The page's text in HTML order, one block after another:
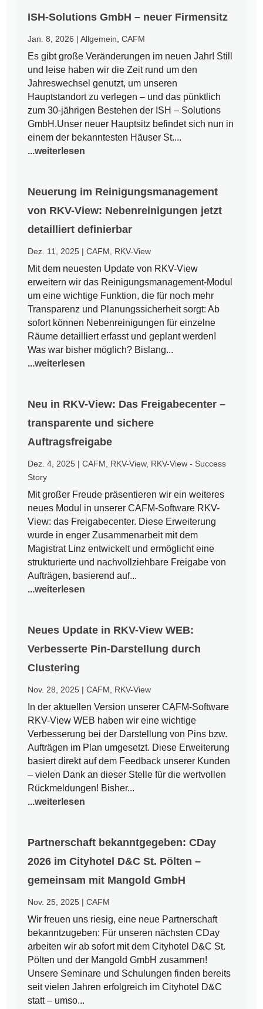
ISH-Solutions GmbH – neuer Firmensitz
Jan. 8, 2026 |Allgemein ,CAFM
Es gibt große Veränderungen im neuen Jahr! Still
und leise haben wir die Zeit rund um den
Jahreswechsel genutzt, um unseren
Hauptstandort zu verlegen – und das pünktlich
zum 30-jährigen Bestehen der ISH – Solutions
GmbH.Unser neuer Hauptsitz befindet sich nun in
einem der bekanntesten Häuser St....
...weiterlesen
Neuerung im Reinigungsmanagement
von RKV-View: Nebenreinigungen jetzt
detailliert definierbar
Dez. 11, 2025 |CAFM RKV-View
Mit dem neuesten Update von RKV-View
erweitern wir das Reinigungsmanagement-Modul
um eine wichtige Funktion, die für noch mehr
Transparenz und Planungssicherheit sorgt: Ab
sofort können Nebenreinigungen für einzelne
Räume detailliert erfasst und geplant werden!
Was war bisher möglich? Bislang...
...weiterlesen
Neu in RKV-View: Das Freigabecenter –
transparente und sichere
Auftragsfreigabe
Dez. 4, 2025 |CAFM RKV-View, RKV-View - Success
Story
Mit großer Freude präsentieren wir ein weiteres
neues Modul in unserer CAFM-Software RKV-
View: das Freigabecenter. Diese Erweiterung
wurde in enger Zusammenarbeit mit dem
Magistrat Linz entwickelt und ermöglicht eine
strukturierte und nachvollziehbare Freigabe von
Aufträgen, basierend auf...
...weiterlesen
Neues Update in RKV-View WEB:
Verbesserte Pin-Darstellung durch
Clustering
Nov. 28, 2025 |CAFM RKV-View
In der aktuellen Version unserer CAFM-Software
RKV-View WEB haben wir eine wichtige
Verbesserung bei der Darstellung von Pins bzw.
Aufträgen im Plan umgesetzt. Diese Erweiterung
basiert direkt auf dem Feedback unserer Kunden
– vielen Dank an dieser Stelle für die wertvollen
Rückmeldungen! Bisher...
...weiterlesen
Partnerschaft bekanntgegeben: CDay
2026 im Cityhotel D&C St. Pölten –
gemeinsam mit Mangold GmbH
Nov. 25, 2025 |CAFM
Wir freuen uns riesig, eine neue Partnerschaft
bekanntzugeben: Für unseren nächsten CDay
arbeiten wir ab sofort mit dem Cityhotel D&C St.
Pölten und der Mangold GmbH zusammen!
Unsere Seminare und Schulungen finden bereits
seit vielen Jahren erfolgreich im Cityhotel D&C
statt – umso...